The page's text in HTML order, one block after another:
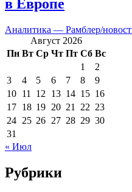
в Европе
Аналитика — Рамблер/
Август 2026
Пн Вт Ср Чт Пт Сб Вс
1
2
3
4 5 6 7 8
9
10 11 12 13 14 15 16
17 18 19 20 21 22 23
24 25 26 27 28 29 30
31
« Июл
Рубрики